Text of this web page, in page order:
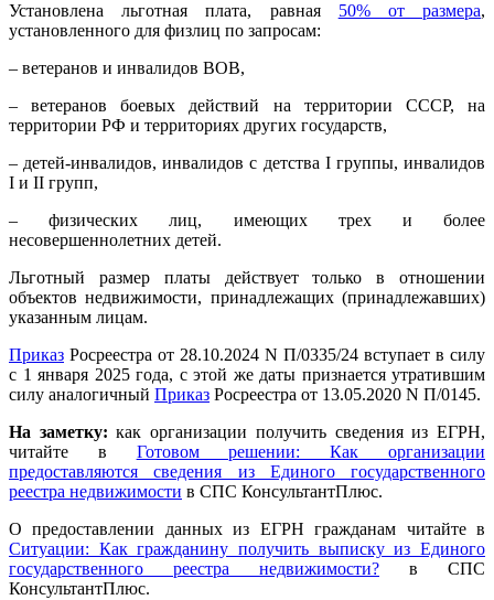
Установлена льготная плата, равная 50% от размера,
установленного для физлиц по запросам:
– ветеранов и инвалидов ВОВ,
– ветеранов боевых действий на территории СССР, на
территории РФ и территориях других государств,
– детей-инвалидов, инвалидов с детства I группы, инвалидов
I и II групп,
– физических лиц, имеющих трех и более
несовершеннолетних детей.
Льготный размер платы действует только в отношении
объектов недвижимости, принадлежащих (принадлежавших)
указанным лицам.
Приказ Росреестра от 28.10.2024 N П/0335/24 вступает в силу
с 1 января 2025 года, с этой же даты признается утратившим
силу аналогичный Приказ Росреестра от 13.05.2020 N П/0145.
На заметку: как организации получить сведения из ЕГРН,
читайте в Готовом решении: Как организации
предоставляются сведения из Единого государственного
реестра недвижимости в СПС КонсультантПлюс.
О предоставлении данных из ЕГРН гражданам читайте в
Ситуации: Как гражданину получить выписку из Единого
государственного реестра недвижимости? в СПС
КонсультантПлюс.